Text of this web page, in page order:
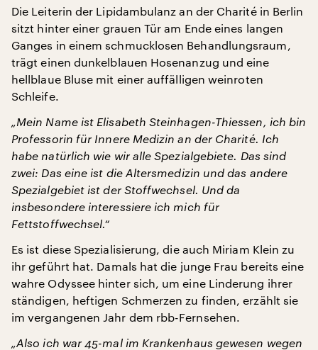
Die Leiterin der Lipidambulanz an der Charité in Berlin
sitzt hinter einer grauen Tür am Ende eines langen
Ganges in einem schmucklosen Behandlungsraum,
trägt einen dunkelblauen Hosenanzug und eine
hellblaue Bluse mit einer auffälligen weinroten
Schleife.
„Mein Name ist Elisabeth Steinhagen-Thiessen, ich bin
Professorin für Innere Medizin an der Charité. Ich
habe natürlich wie wir alle Spezialgebiete. Das sind
zwei: Das eine ist die Altersmedizin und das andere
Spezialgebiet ist der Stoffwechsel. Und da
insbesondere interessiere ich mich für
Fettstoffwechsel.“
Es ist diese Spezialisierung, die auch Miriam Klein zu
ihr geführt hat. Damals hat die junge Frau bereits eine
wahre Odyssee hinter sich, um eine Linderung ihrer
ständigen, heftigen Schmerzen zu finden, erzählt sie
im vergangenen Jahr dem rbb-Fernsehen.
„Also ich war 45-mal im Krankenhaus gewesen wegen